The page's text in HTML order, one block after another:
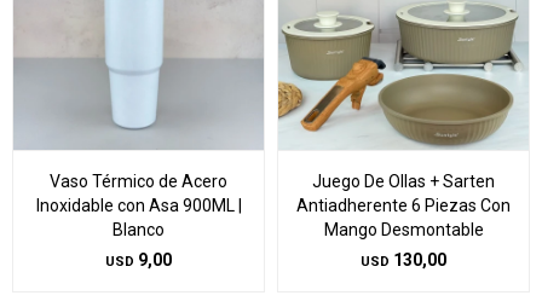
Vaso Térmico de Acero
Inoxidable con Asa 900ML |
Blanco
USD 9,00
Juego De Ollas + Sarten
Antiadherente 6 Piezas Con
Mango Desmontable
USD 130,00